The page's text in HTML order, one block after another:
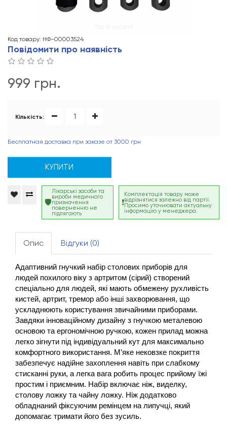
Код товару: НФ-00003524
Повідомити про наявність
999 грн.
Кількість:
Бесплатная доставка при заказе от 3000 грн
КУПИТИ
Лікарські засоби та
вироби медичного
призначення
поверненню не
підлягають
Комплектація товару може
відрізнятися залежно від партії.
Просимо уточнювати актуальну
інформацію у менеджера.
Опис Відгуки (0)
Адаптивний гнучкий набір столових приборів для
людей похилого віку з артритом (сірий) створений
спеціально для людей, які мають обмежену рухливість
кистей, артрит, тремор або інші захворювання, що
ускладнюють користування звичайними приборами.
Завдяки інноваційному дизайну з гнучкою металевою
основою та ергономічною ручкою, кожен прилад можна
легко зігнути під індивідуальний кут для максимально
комфортного використання. М’яке нековзке покриття
забезпечує надійне захоплення навіть при слабкому
стисканні руки, а легка вага робить процес прийому їжі
простим і приємним. Набір включає ніж, виделку,
столову ложку та чайну ложку. Ніж додатково
обладнаний фіксуючим ремінцем на липучці, який
допомагає тримати його без зусиль.